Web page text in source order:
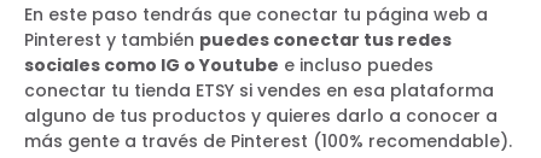
En este paso tendrás que conectar tu página web a
Pinterest y también puedes conectar tus redes
sociales como IG o Youtube e incluso puedes
conectar tu tienda ETSY si vendes en esa plataforma
alguno de tus productos y quieres darlo a conocer a
más gente a través de Pinterest (100% recomendable).